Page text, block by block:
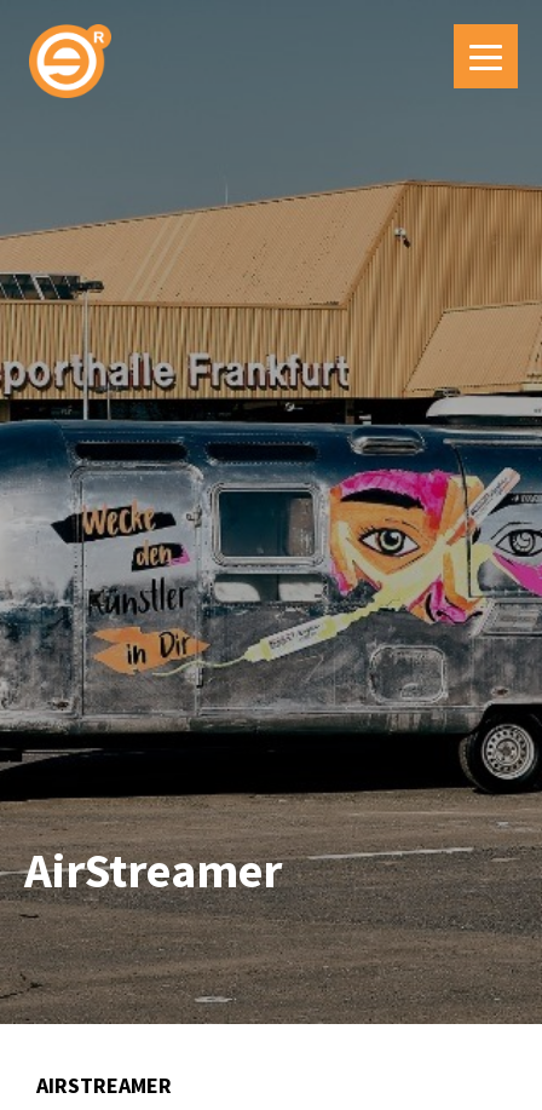
AirStreamer
AIRSTREAMER